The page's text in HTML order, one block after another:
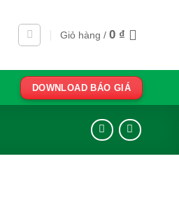
Giỏ hàng / 0 ₫
DOWNLOAD BÁO GIÁ